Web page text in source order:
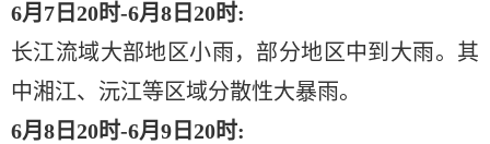
6月7日20时-6月8日20时:
长江流域大部地区小雨，部分地区中到大雨。其
中湘江、沅江等区域分散性大暴雨。
6月8日20时-6月9日20时: